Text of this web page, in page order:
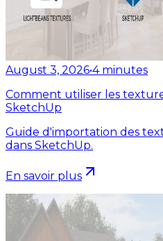
August 3, 2026•4 minutes
Comment utiliser les
SketchUp
Guide d'importation des
dans SketchUp.
En savoir plus